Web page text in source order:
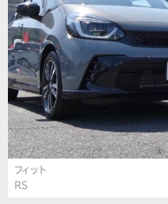
フィット
RS